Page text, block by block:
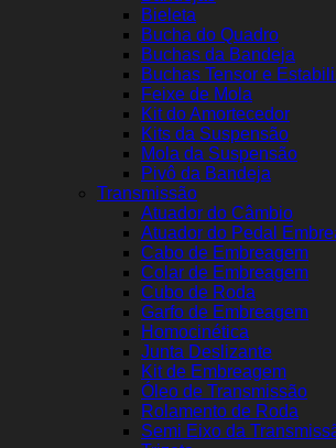
Bieleta
Bucha do Quadro
Buchas da Bandeja
Buchas Tensor e
Feixe de Mola
Kit do Amortecedor
Kits da Suspensão
Mola da Suspensão
Pivô da Bandeja
Transmissão
Atuador do Câmbio
Atuador do Pedal
Cabo de Embreagem
Colar de Embreagem
Cubo de Roda
Garfo de Embreagem
Homocinética
Junta Deslizante
Kit de Embreagem
Óleo de Transmissão
Rolamento de Roda
Semi Eixo da